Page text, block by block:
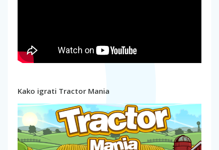
Kako igrati Tractor Mania